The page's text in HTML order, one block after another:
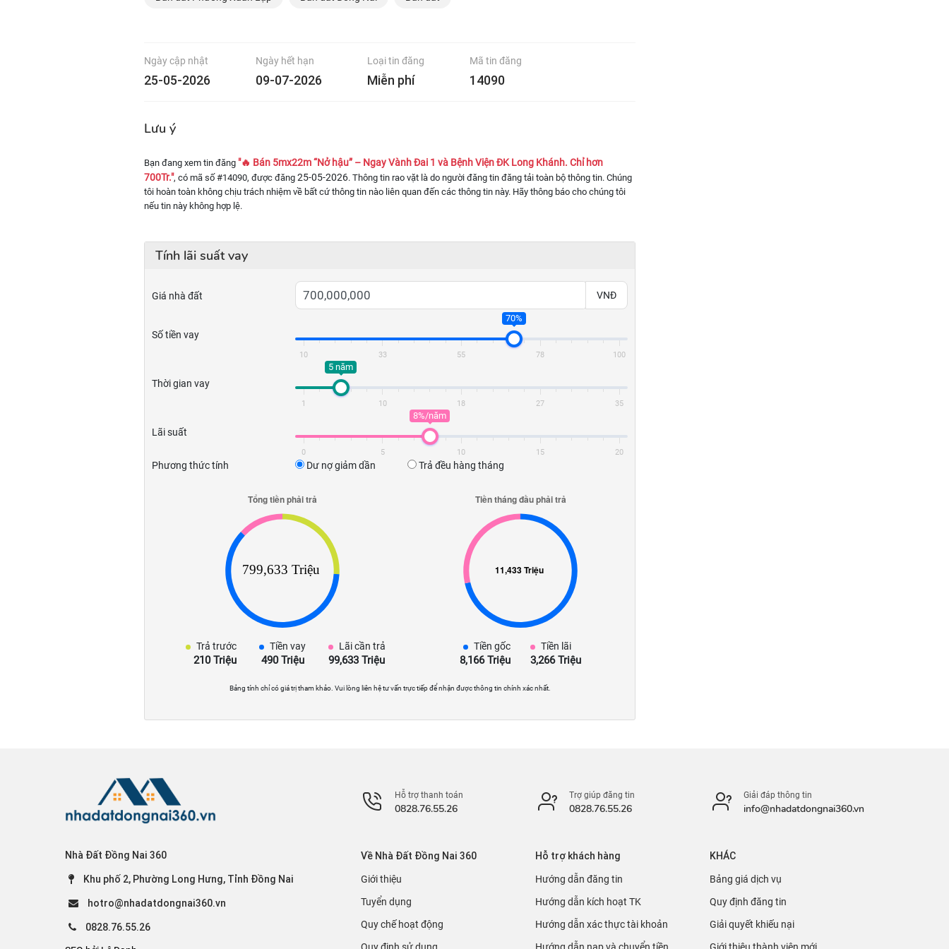
Ngày cập nhật
25-05-2026
Ngày hết hạn
09-07-2026
Loại tin đăng
Miễn phí
Mã tin đăng
14090
Lưu ý
Bạn đang xem tin đăng "🔥 Bán 5mx22m “Nở hậu” – Ngay Vành Đai 1 và Bệnh Viện ĐK Long Khánh. Chỉ hơn
700Tr.", có mã số #14090, được đăng 25-05-2026. Thông tin rao vặt là do người đăng tin đăng tải toàn bộ thông tin. Chúng
tôi hoàn toàn không chịu trách nhiệm về bất cứ thông tin nào liên quan đến các thông tin này. Hãy thông báo cho chúng tôi
nếu tin này không hợp lệ.
Tính lãi suất vay
Giá nhà đất VNĐ
Số tiền vay
70%
10 33 55 78 100
Thời gian vay
5 năm
1 10 18 27 35
Lãi suất
8%/năm
0 5 10 15 20
Phương thức tính Dư nợ giảm dần Trả đều hàng tháng
Trả trước
210 Triệu
Tiền vay
490 Triệu
Lãi cần trả
99,633 Triệu
Tiền gốc
8,166 Triệu
Tiền lãi
3,266 Triệu
Bảng tính chỉ có giá trị tham khảo. Vui lòng liên hệ tư vấn trực tiếp để nhận được thông tin chính xác nhất.
Nhà Đất Đồng Nai 360
Khu phố 2, Phường Long Hưng, Tỉnh Đồng Nai
hotro@nhadatdongnai360.vn
0828.76.55.26
Hỗ trợ thanh toán
0828.76.55.26
Trợ giúp đăng tin
0828.76.55.26
Giải đáp thông tin
info@nhadatdongnai360.vn
Về Nhà Đất Đồng Nai 360
Giới thiệu
Tuyển dụng
Quy chế hoạt động
Hỗ trợ khách hàng
Hướng dẫn đăng tin
Hướng dẫn kích hoạt TK
Hướng dẫn xác thực tài khoản
KHÁC
Bảng giá dịch vụ
Quy định đăng tin
Giải quyết khiếu nại